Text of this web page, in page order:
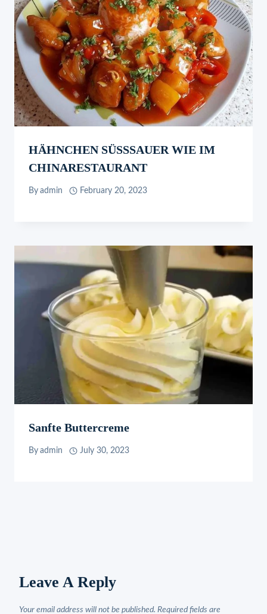
HÄHNCHEN SÜSSSAUER WIE IM
CHINARESTAURANT
By admin February 20, 2023
Sanfte Buttercreme
By admin July 30, 2023
Leave A Reply
Your email address will not be published. Required fields are